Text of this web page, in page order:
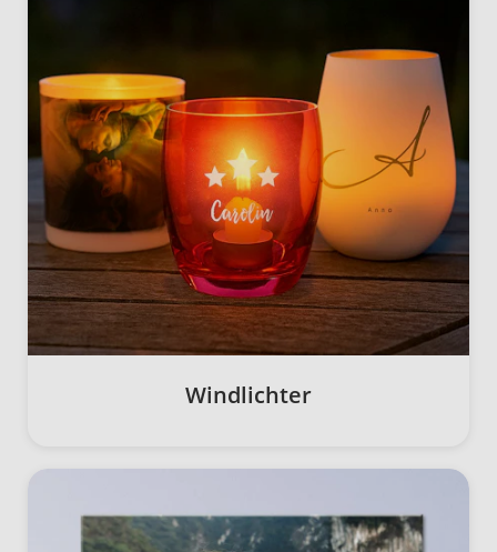
Windlichter